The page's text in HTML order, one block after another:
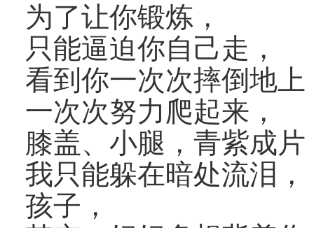
为了让你锻炼，
只能逼迫你自己走，
看到你一次次摔倒地上
一次次努力爬起来，
膝盖、小腿，青紫成片
我只能躲在暗处流泪，
孩子，